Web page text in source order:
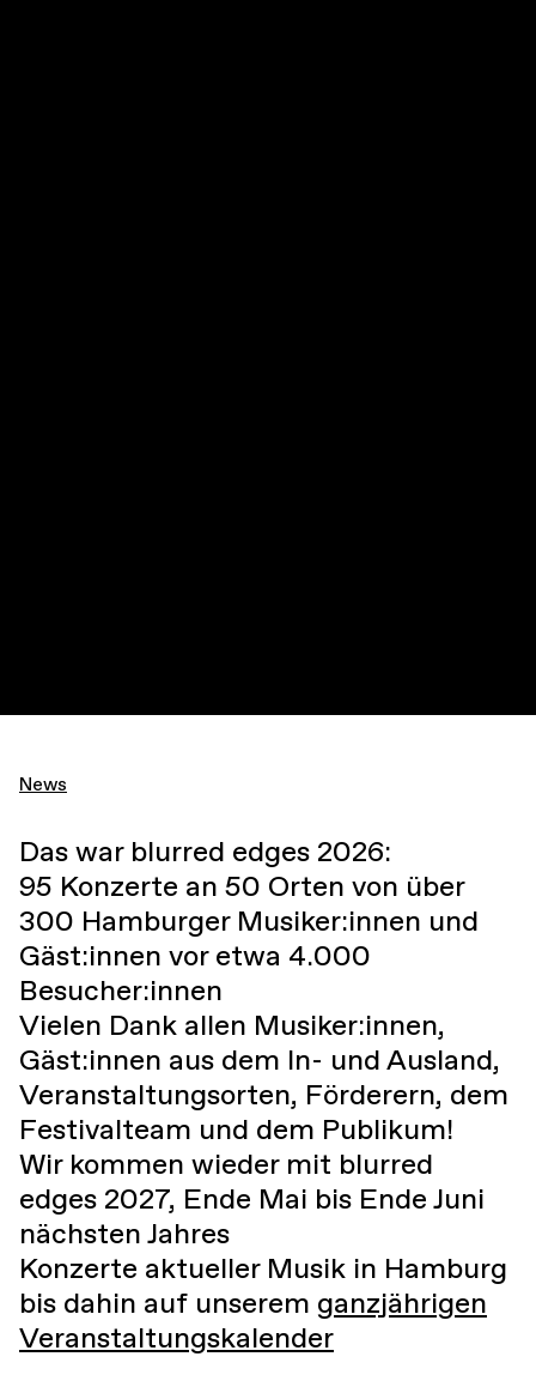
News
Das war blurred edges 2026:
95 Konzerte an 50 Orten von über
300 Hamburger Musiker:innen und
Gäst:innen vor etwa 4.000
Besucher:innen
Vielen Dank allen Musiker:innen,
Gäst:innen aus dem In- und Ausland,
Veranstaltungsorten, Förderern, dem
Festivalteam und dem Publikum!
Wir kommen wieder mit blurred
edges 2027, Ende Mai bis Ende Juni
nächsten Jahres
Konzerte aktueller Musik in Hamburg
bis dahin auf unserem ganzjährigen
Veranstaltungskalender